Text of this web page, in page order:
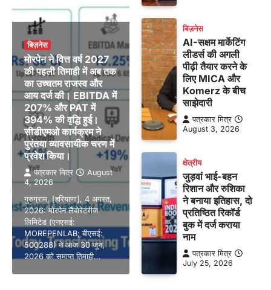
बिज़नेस
मोरपेन ने वित्त वर्ष 2027
की पहली तिमाही में अब तक
का उच्चतम राजस्व और
आय दर्ज की। EBITDA में
207% और PAT में
394% की वृद्धि हुई।
सीडीएमओ कार्यक्रम ने
पुरंतया व्यावसायीक चरण में
प्रवेश किया।
पत्रकार मित्र
August
4, 2026
गुरुग्राम, [हरियाणा], 4 अगस्त,
2026: मोरपेन लैबोरेटरीज
लिमिटेड (एनएसई:
MOREPENLAB; बीएसई:
500288) ने आज 30 जून,
2026 को समाप्त तिमाही…
बिज़नेस
AI-सक्षम मार्केटिंग
लीडर्स की अगली
पीढ़ी तैयार करने के
लिए MICA और
Komerz के बीच
साझेदारी
पत्रकार मित्र
August 3, 2026
क्षेत्रीय
जुड़वां भाई-बहन
रिशान और रुशिका
ने बनाया इतिहास, दो
प्रतिष्ठित रिकॉर्ड
बुक में दर्ज कराया
नाम
पत्रकार मित्र
July 25, 2026